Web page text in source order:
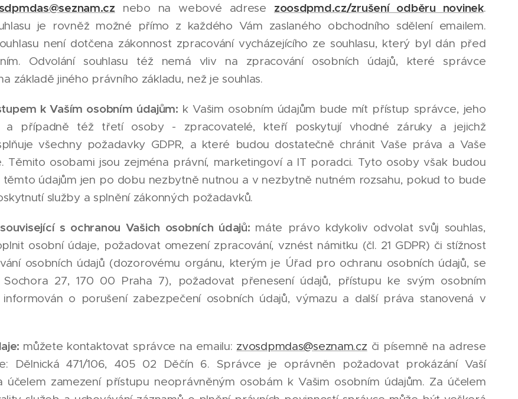
nebo na webové adrese zoosdpmd.cz/zrušení odběru novinek.
je rovněž možné přímo z každého Vám zaslaného obchodního sdělení emailem.
není dotčena zákonnost zpracování vycházejícího ze souhlasu, který byl dán před
Odvolání souhlasu též nemá vliv na zpracování osobních údajů, které správce
základě jiného právního základu, než je souhlas.
k Vaším osobním údajům: k Vašim osobním údajům bude mít přístup správce, jeho
a případně též třetí osoby - zpracovatelé, kteří poskytují vhodné záruky a jejichž
všechny požadavky GDPR, a které budou dostatečně chránit Vaše práva a Vaše
Těmito osobami jsou zejména právní, marketingoví a IT poradci. Tyto osoby však budou
údajům jen po dobu nezbytně nutnou a v nezbytně nutném rozsahu, pokud to bude
služby a splnění zákonných požadavků.
s ochranou Vašich osobních údajů: máte právo kdykoliv odvolat svůj souhlas,
osobní údaje, požadovat omezení zpracování, vznést námitku (čl. 21 GDPR) či stížnost
osobních údajů (dozorovému orgánu, kterým je Úřad pro ochranu osobních údajů, se
Sochora 27, 170 00 Praha 7), požadovat přenesení údajů, přístupu ke svým osobním
o porušení zabezpečení osobních údajů, výmazu a další práva stanovená v
můžete kontaktovat správce na emailu: zvosdpmdas@seznam.cz či písemně na adrese
Dělnická 471/106, 405 02 Děčín 6. Správce je oprávněn požadovat prokázání Vaší
účelem zamezení přístupu neoprávněným osobám k Vašim osobním údajům. Za účelem